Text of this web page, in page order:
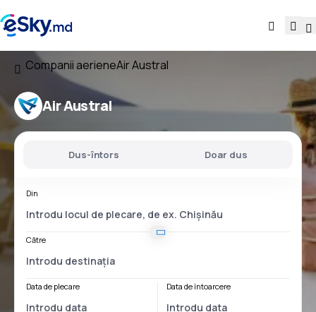
Companii aerieneAir Austral
Air Austral
Dus-întors Doar dus
Din
Către
Data de plecare Data de întoarcere